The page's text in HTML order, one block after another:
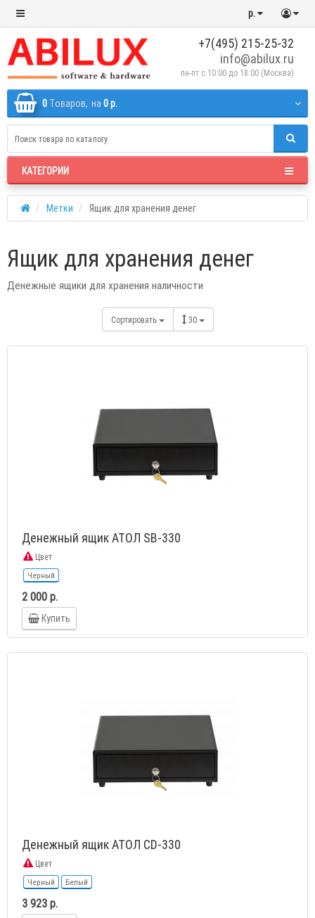
р.
+7(495) 215-25-32
info@abilux.ru
пн-пт с 10:00 до 18:00 (Москва)
0 Tоваров, на 0 р.
КАТЕГОРИИ
Метки Ящик для хранения денег
Ящик для хранения денег
Денежные ящики для хранения наличности
Сортировать 30
Денежный ящик АТОЛ SB-330
Цвет
Черный
2 000 р.
Купить
Денежный ящик АТОЛ CD-330
Цвет
Черный Белый
3 923 р.